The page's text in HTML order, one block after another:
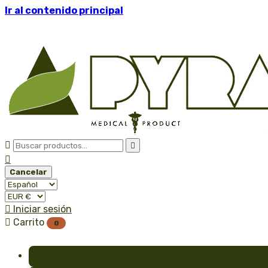
Ir al contenido principal
 

Cancelar
 Iniciar sesión
 Carrito 0